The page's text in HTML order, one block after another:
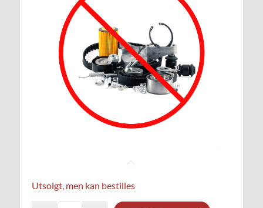
Utsolgt, men kan bestilles